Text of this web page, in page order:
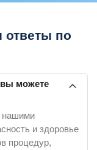
ответы по
вы можете
нашими
и здоровье
процедур,